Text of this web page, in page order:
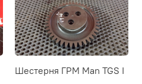
Шестерня ГРМ Man TGS I